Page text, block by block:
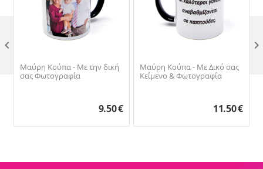
Μαύρη Κούπα - Με την δική
σας Φωτογραφία
9.50€
Μαύρη Κούπα - Με Δικό σας
Κείμενο & Φωτογραφία
11.50€
 